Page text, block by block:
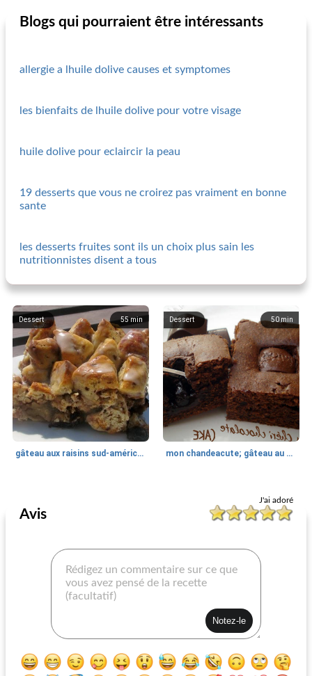
Blogs qui pourraient être intéressants
allergie a lhuile dolive causes et symptomes
les bienfaits de lhuile dolive pour votre visage
huile dolive pour eclaircir la peau
19 desserts que vous ne croirez pas vraiment en bonne
sante
les desserts fruites sont ils un choix plus sain les
nutritionnistes disent a tous
55min
Dessert
gâteau aux raisins sud-américain
50 min
Dessert
mon chandeacute; gâteau au chocolat ri
tarte feuilletée à la crème surprise fraise sexy
J'ai adoré
Avis